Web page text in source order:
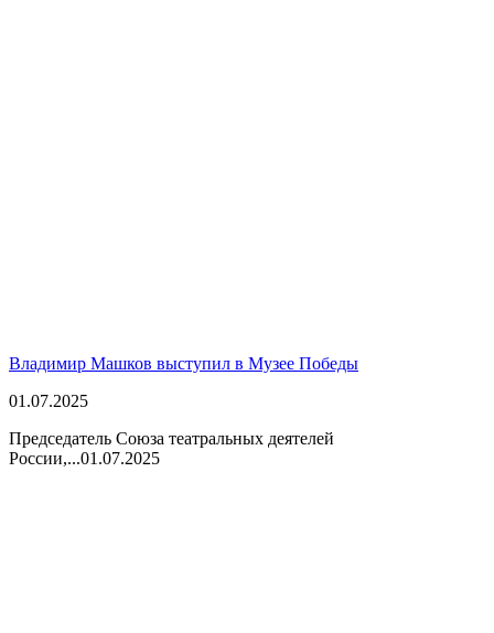
Владимир Машков выступил в Музее Победы
01.07.2025
Председатель Союза театральных деятелей
России,...01.07.2025